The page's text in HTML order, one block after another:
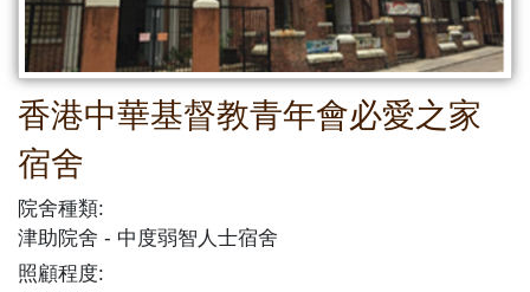
香港中華基督教青年會必愛之家
宿舍
院舍種類:
津助院舍
中度弱智人士宿舍
照顧程度: